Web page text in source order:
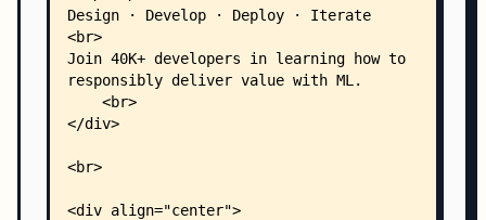
    │       ├── models.md
    │       ├── predict.md
    │       ├── serve.md
    │       ├── train.md
    │       ├── tune.md
    │       └── utils.md
    │   ├── __init__.py
    │   ├── data.py